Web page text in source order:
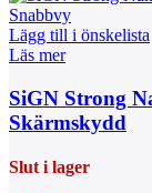
Snabbvy
Lägg till i önskelista
Läs mer
SiGN Strong
Skärmskydd
Slut i lager